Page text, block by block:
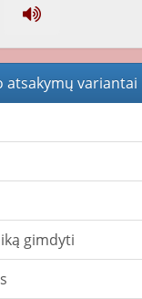
atsakymų variantai
gimdyti